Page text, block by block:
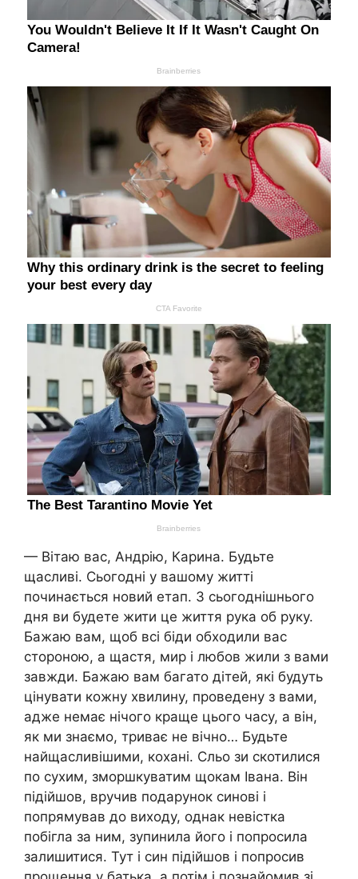
— Вітаю вас, Андрію, Карина. Будьте
щасливі. Сьогодні у вашому житті
починається новий етап. З сьогоднішнього
дня ви будете жити це життя рука об руку.
Бажаю вам, щоб всі біди обходили вас
стороною, а щастя, мир і любов жили з вами
завжди. Бажаю вам багато дітей, які будуть
цінувати кожну хвилину, проведену з вами,
адже немає нічого краще цього часу, а він,
як ми знаємо, триває не вічно… Будьте
найщасливішими, кохані. Сльо зи скотилися
по сухим, зморшкуватим щокам Івана. Він
підійшов, вручив подарунок синові і
попрямував до виходу, однак невістка
побігла за ним, зупинила його і попросила
залишитися. Тут і син підійшов і попросив